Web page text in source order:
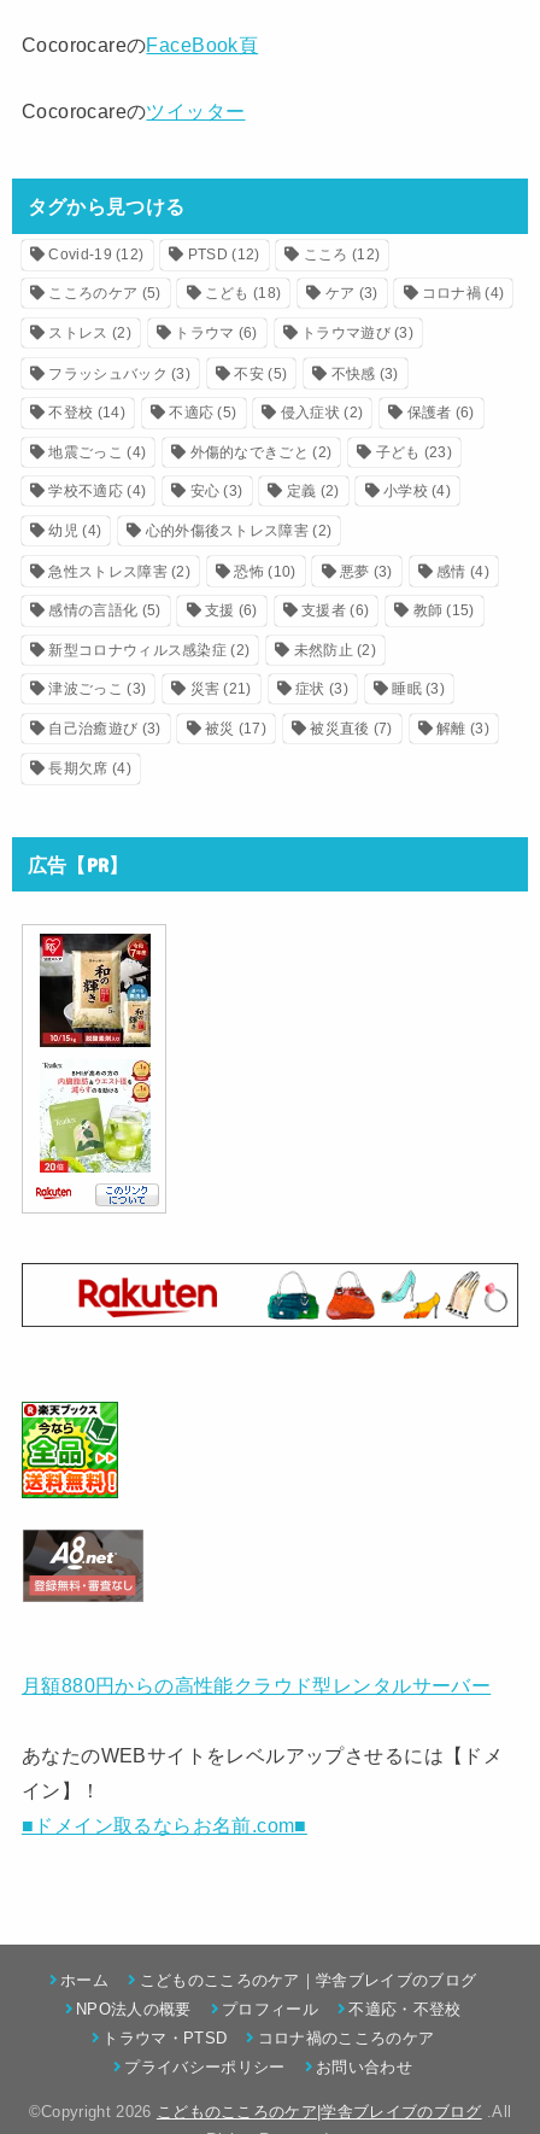
CocorocareのFaceBook頁
Cocorocareのツイッター
タグから見つける
Covid-19 (12) PTSD (12) こころ (12)
こころのケア (5) こども (18) ケア (3) コロナ禍 (4)
ストレス (2) トラウマ (6) トラウマ遊び(3)
フラッシュバック (3) 不安 (5) 不快感 (3)
不登校 (14) 不適応 (5) 侵入症状 (2) 保護者 (6)
地震ごっこ (4) 外傷的なできごと (2) 子ども (23)
学校不適応(4) 安心 (3) 定義 (2) 小学校 (4)
幼児 (4) 心的外傷後ストレス障害(2)
急性ストレス障害(2) 恐怖 (10) 悪夢 (3) 感情 (4)
感情の言語化 (5) 支援 (6) 支援者(6) 教師 (15)
新型コロナウィルス感染症 (2) 未然防止 (2)
津波ごっこ (3) 災害 (21) 症状 (3) 睡眠(3)
自己治癒遊び (3) 被災 (17) 被災直後 (7) 解離 (3)
長期欠席 (4)
広告【PR】
月額880円からの高性能クラウド型レンタルサーバー
あなたのWEBサイトをレベルアップさせるには【ドメ
イン】！
■ドメイン取るならお名前.com■
ホーム
こどものこころのケア｜学舎ブレイブのブログ
NPO法人の概要
プロフィール
不適応・不登校
トラウマ・PTSD
コロナ禍のこころのケア
プライバシーポリシー
お問い合わせ
©Copyright 2026 こどものこころのケア|学舎ブレイブのブログ .All